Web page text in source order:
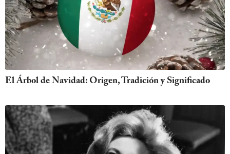
El Árbol de Navidad: Origen, Tradición y Significado